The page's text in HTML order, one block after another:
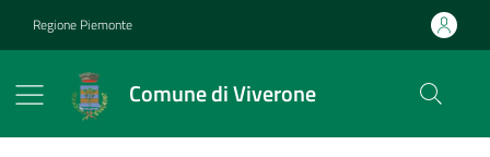
Regione Piemonte
Comune di Viverone